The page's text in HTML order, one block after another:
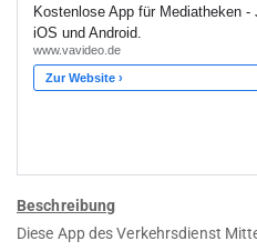
Beschreibung
Diese App des Verkehrsdienst